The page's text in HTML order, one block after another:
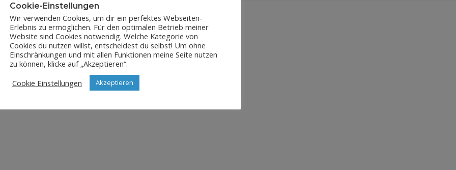
JPX_5006
31. Juli 2023
Cookie-Einstellungen
Wir verwenden Cookies, um dir ein perfektes Webseiten-
Erlebnis zu ermöglichen. Für den optimalen Betrieb meiner
Website sind Cookies notwendig. Welche Kategorie von
Cookies du nutzen willst, entscheidest du selbst! Um ohne
Einschränkungen und mit allen Funktionen meine Seite nutzen
zu können, klicke auf „Akzeptieren“.
Cookie Einstellungen
Akzeptieren